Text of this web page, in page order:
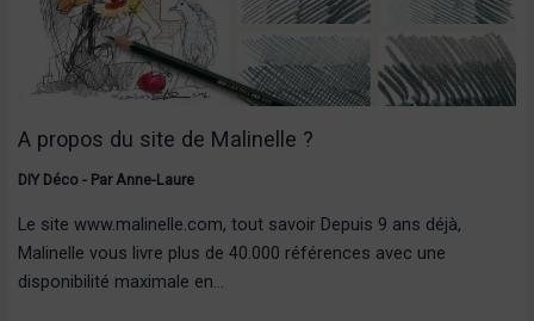
A propos du site de Malinelle ?
DIY Déco- ParAnne-Laure
Le site www.malinelle.com, tout savoir Depuis 9 ans déjà,
Malinelle vous livre plus de 40.000 références avec une
disponibilité maximale en…